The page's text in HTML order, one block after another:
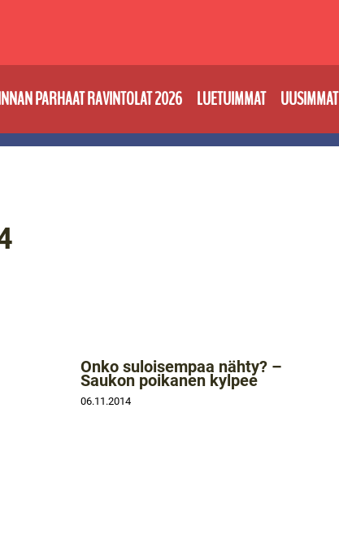
PARHAAT RAVINTOLAT 2026 LUETUIMMAT UUSIMMAT
Onko suloisempaa nähty? –
Saukon poikanen kylpee
06.11.2014